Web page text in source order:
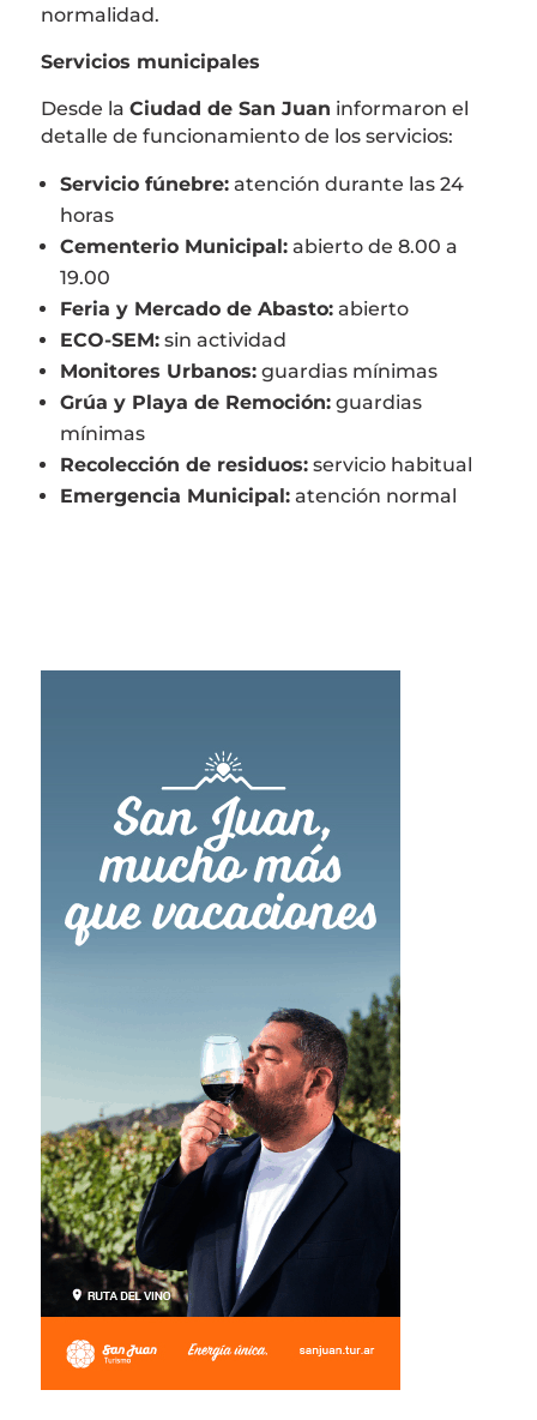
normalidad.
Servicios municipales
Desde la Ciudad de San Juan informaron el
detalle de funcionamiento de los servicios:
Servicio fúnebre:atención durante las 24
horas
Cementerio Municipal:abierto de 8.00 a
19.00
Feria y Mercado de Abasto:abierto
ECO-SEM:sin actividad
Monitores Urbanos:guardias mínimas
Grúa y Playa de Remoción:guardias
mínimas
Recolección de residuos:servicio habitual
Emergencia Municipal:atención normal